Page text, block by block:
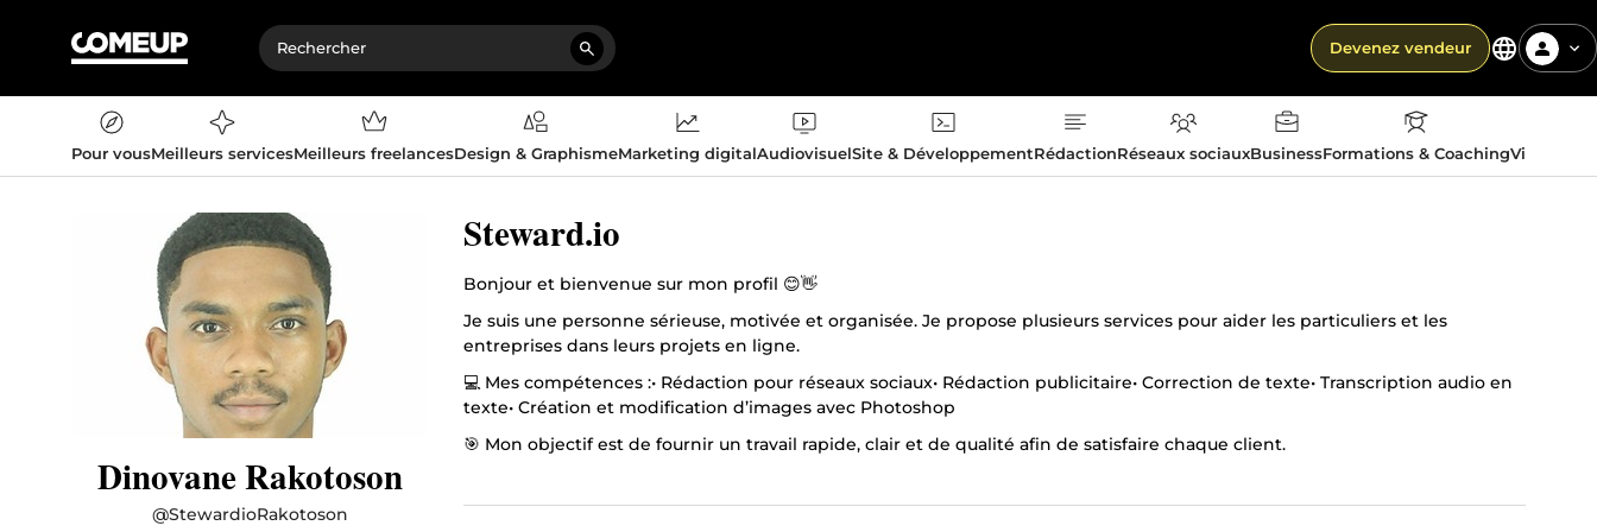
Devenez vendeur
Pour vousMeilleurs servicesMeilleurs freelancesDesign & GraphismeMarketing digitalAudiovisuelSite & DéveloppementRédactionRéseaux sociauxBusinessFormations & CoachingVie
Dinovane Rakotoson
@StewardioRakotoson
Steward.io
Bonjour et bienvenue sur mon profil 😊👋
Je suis une personne sérieuse, motivée et organisée. Je propose plusieurs services pour aider les particuliers et les
entreprises dans leurs projets en ligne.
💻 Mes compétences :• Rédaction pour réseaux sociaux• Rédaction publicitaire• Correction de texte• Transcription audio en
texte• Création et modification d’images avec Photoshop
🎯 Mon objectif est de fournir un travail rapide, clair et de qualité afin de satisfaire chaque client.